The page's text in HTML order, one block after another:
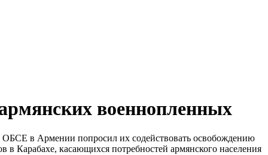
военнопленных
в Армении попросил их содействовать освобождению
Карабахе, касающихся потребностей армянского населения